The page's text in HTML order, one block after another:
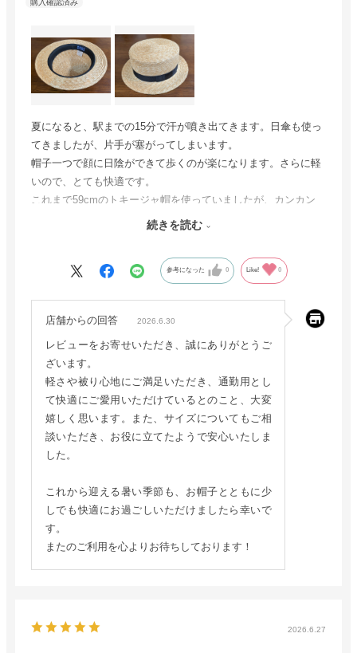
夏になると、駅までの15分で汗が噴き出てきます。日傘も使っ
てきましたが、片手が塞がってしまいます。
帽子一つで顔に日陰ができて歩くのが楽になります。さらに軽
いので、とても快適です。
これまで59cmのトキージャ帽を使っていましたが、カンカン
帽が気になっていて買い足しました。58.5cmということでした
した。お店の方には、ロットの中でも大きめがあれば探してく
ださいとの面倒なお願いにも対応していただきました。
これから夏を迎えさらに熱くなると思いますが、帽子のありが
たさをどれだけ感じられるかとても楽しみです。
続きを読む
参考になった 0 Like! 0
店舗からの回答 2026.6.30
レビューをお寄せいただき、誠にありがとうご
ざいます。
軽さや被り心地にご満足いただき、通勤用とし
て快適にご愛用いただけているとのこと、大変
嬉しく思います。また、サイズについてもご相
談いただき、お役に立てたようで安心いたしま
した。
これから迎える暑い季節も、お帽子とともに少
しでも快適にお過ごしいただけましたら幸いで
す。
またのご利用を心よりお待ちしております！
2026.6.27